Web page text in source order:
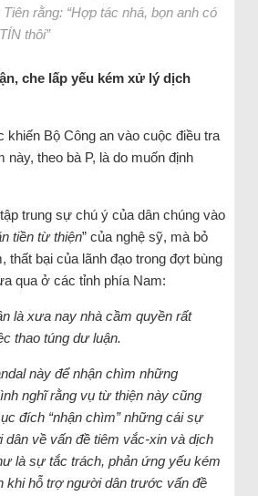
rằng: “Hợp tác nhá, bọn anh có
thôi”
che lấp yếu kém xử lý dịch
khiến Bộ Công an vào cuộc điều tra
này, theo bà P, là do muốn định
trung sự chú ý của dân chúng vào
tiền từ thiện” của nghệ sỹ, mà bỏ
thất bại của lãnh đạo trong đợt bùng
qua ở các tỉnh phía Nam:
là xưa nay nhà cầm quyền rất
thao túng dư luận.
này để nhận chìm những
nghĩ rằng vụ từ thiện này cũng
đích “nhận chìm” những cái sự
dân về vấn đề tiêm vắc-xin và dịch
là sự tắc trách, phản ứng yếu kém
khi hỗ trợ người dân trước vấn đề